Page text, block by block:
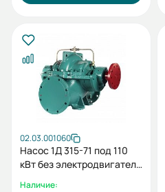
02.03.001060
Насос 1Д 315-71 под 110
кВт без электродвигателя
Наличие: